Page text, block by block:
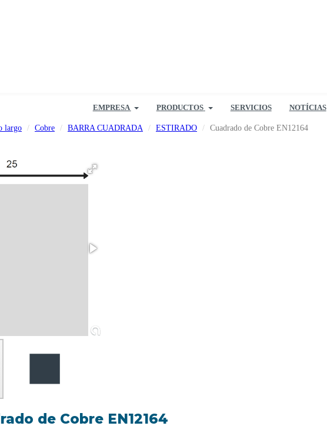
EMPRESA PRODUCTOS SERVICIOS NOTÍCIAS
largo Cobre BARRA CUADRADA ESTIRADO Cuadrado de Cobre EN12164
de Cobre EN12164